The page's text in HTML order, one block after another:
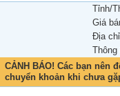
Tỉnh/
Giá
Địa
Thông
CẢNH BÁO! Các bạn nên
chuyển khoản khi chưa